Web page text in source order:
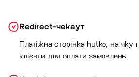
Redirect-чекаут
Платіжна сторінка hutko, на яку
клієнти для оплати замовлень